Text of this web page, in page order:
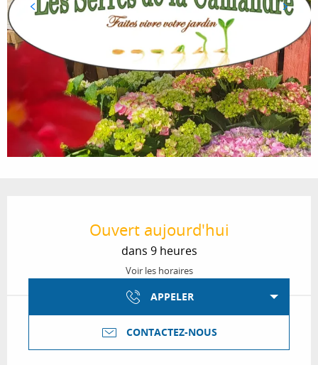
Ouvert aujourd'hui
dans 9 heures
Voir les horaires
APPELER
CONTACTEZ-NOUS